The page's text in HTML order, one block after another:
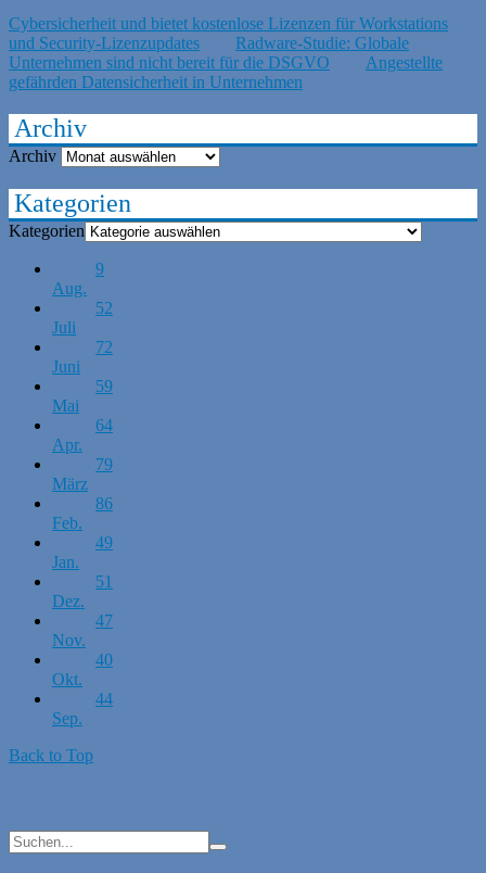
Cybersicherheit und bietet kostenlose Lizenzen für Workstations
und Security-Lizenzupdates
Radware-Studie: Globale
Unternehmen sind nicht bereit für die DSGVO
Angestellte
gefährden Datensicherheit in Unternehmen
Archiv
Archiv
Kategorien
Kategorien
9
Aug.
52
Juli
72
Juni
59
Mai
64
Apr.
79
März
86
Feb.
49
Jan.
51
Dez.
47
Nov.
40
Okt.
44
Sep.
Back to Top